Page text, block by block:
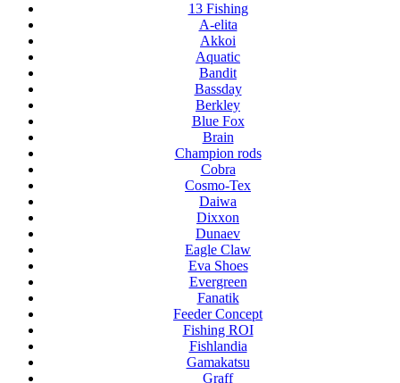
13 Fishing
A-elita
Akkoi
Aquatic
Bandit
Bassday
Berkley
Blue Fox
Brain
Champion rods
Cobra
Cosmo-Tex
Daiwa
Dixxon
Dunaev
Eagle Claw
Eva Shoes
Evergreen
Fanatik
Feeder Concept
Fishing ROI
Fishlandia
Gamakatsu
Graff